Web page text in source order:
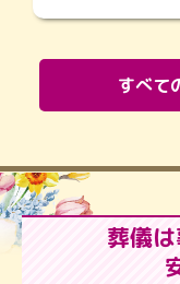
すべて
葬儀